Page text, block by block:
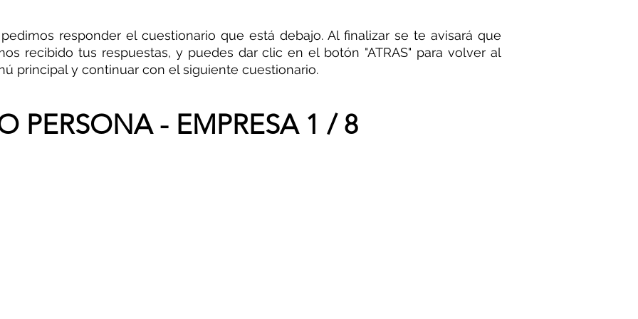
pedimos responder el cuestionario que está debajo. Al finalizar se te avisará que
recibido tus respuestas, y puedes dar clic en el botón "ATRAS" para volver al
principal y continuar con el siguiente cuestionario.
PERSONA - EMPRESA 1 / 8